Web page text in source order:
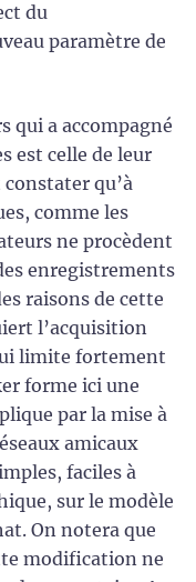
du
paramètre de
qui a accompagné
est celle de leur
qu’à
comme les
ne procèdent
enregistrements
raisons de cette
l’acquisition
limite fortement
forme ici une
par la mise à
amicaux
faciles à
sur le modèle
On notera que
modification ne